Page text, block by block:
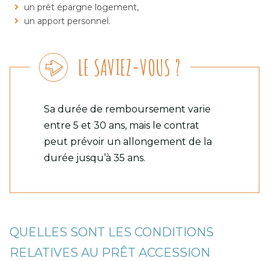
un prêt épargne logement,
un apport personnel.
LE SAVIEZ-VOUS ?
Sa durée de remboursement varie
entre 5 et 30 ans, mais le contrat
peut prévoir un allongement de la
durée jusqu’à 35 ans.
QUELLES SONT LES CONDITIONS
RELATIVES AU PRÊT ACCESSION